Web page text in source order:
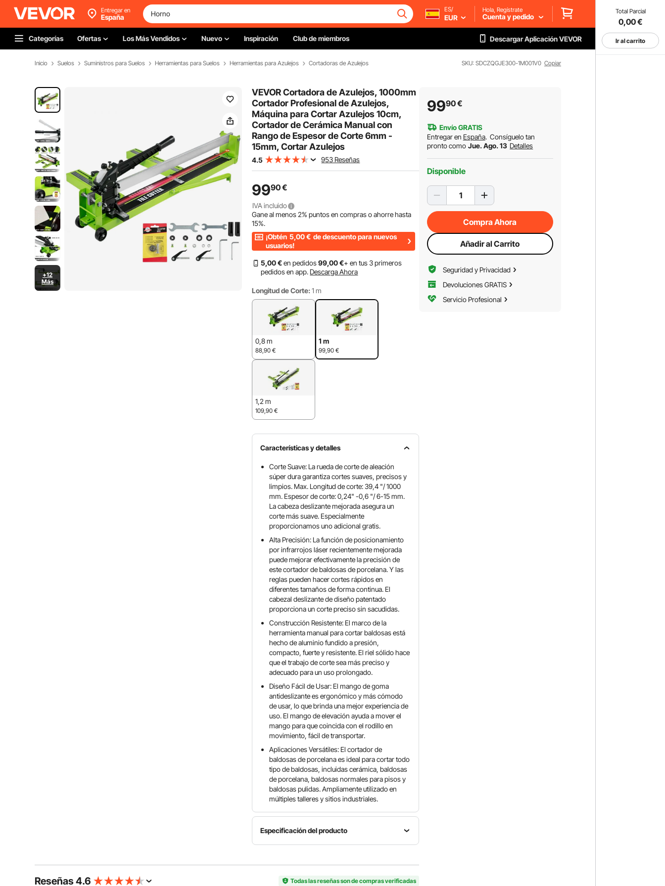
Total Parcial
0,00€
Ir al carrito
Entregar en
España
ES/
EUR
Hola, Regístrate
Cuenta y pedido
Categorías Ofertas Los Más Vendidos Nuevo Inspiración Club de miembros Descargar Aplicación VEVOR
Inicio Suelos Suministros para Suelos Herramientas para Suelos Herramientas para Azulejos Cortadoras de Azulejos SKU: SDCZQGJE300-1M001V0 Copiar
+12
Más
VEVOR Cortadora de Azulejos, 1000mm
Cortador Profesional de Azulejos,
Máquina para Cortar Azulejos 10cm,
Cortador de Cerámica Manual con
Rango de Espesor de Corte 6mm -
15mm, Cortar Azulejos
4.5 953 Reseñas
9990€
IVA incluido
Gane al menos2% puntos en compras o ahorre hasta
15%.
¡Obtén 5,00 € de descuento para nuevos
usuarios!
5,00 €en pedidos99,00 €+ en tus 3 primeros
pedidos en app. Descarga Ahora
Longitud de Corte: 1 m
0,8 m
88,90 €
1 m
99,90 €
1,2 m
109,90 €
Características y detalles
Corte Suave: La rueda de corte de aleación
súper dura garantiza cortes suaves, precisos y
limpios. Max. Longitud de corte: 39,4 "/ 1000
mm. Espesor de corte: 0,24" -0,6 "/ 6-15 mm.
La cabeza deslizante mejorada asegura un
corte más suave. Especialmente
proporcionamos uno adicional gratis.
Alta Precisión: La función de posicionamiento
por infrarrojos láser recientemente mejorada
puede mejorar efectivamente la precisión de
este cortador de baldosas de porcelana. Y las
reglas pueden hacer cortes rápidos en
diferentes tamaños de forma continua. El
cabezal deslizante de diseño patentado
proporciona un corte preciso sin sacudidas.
Construcción Resistente: El marco de la
herramienta manual para cortar baldosas está
hecho de aluminio fundido a presión,
compacto, fuerte y resistente. El riel sólido hace
que el trabajo de corte sea más preciso y
adecuado para un uso prolongado.
Diseño Fácil de Usar: El mango de goma
antideslizante es ergonómico y más cómodo
de usar, lo que brinda una mejor experiencia de
uso. El mango de elevación ayuda a mover el
mango para que coincida con el rodillo en
movimiento, fácil de transportar.
Aplicaciones Versátiles: El cortador de
baldosas de porcelana es ideal para cortar todo
tipo de baldosas, incluidas cerámica, baldosas
de porcelana, baldosas normales para pisos y
baldosas pulidas. Ampliamente utilizado en
múltiples talleres y sitios industriales.
Especificación del producto
de la
Inferior
del
Cojinete
la Placa
Inferior
Reseñas 4.6
Todas las reseñas son de compras verificadas
9990€
Envío GRATIS
Entregar en España. Consíguelo tan
pronto como Jue. Ago. 13 Detalles
Disponible
Compra Ahora
Añadir al Carrito
Seguridad y Privacidad
Devoluciones GRATIS
Servicio Profesional